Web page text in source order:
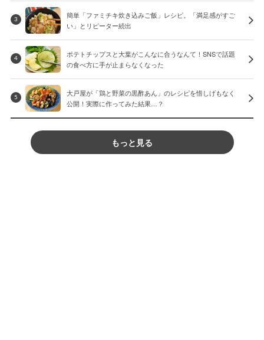
3
簡単「ファミチキ炊き込みご飯」レシピ。「満足感がすご
い」とリピーター続出
4
ポテトチップスと大葉がこんなに合うなんて！SNSで話題
の食べ方に手が止まらなくなった
5
大戸屋が「鶏と野菜の黒酢あん」のレシピを惜しげもなく
公開！実際に作ってみた結果…？
もっと見る